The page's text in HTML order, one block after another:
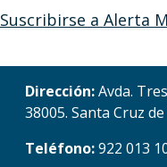
Suscribirse a Alerta
Dirección:Avda.
38005. Santa Cruz
Teléfono:922 013